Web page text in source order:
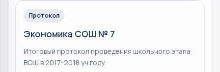
Протокол
Экономика СОШ № 7
Итоговый протокол проведения школьного этапа
ВОШ в 2017-2018 уч.году